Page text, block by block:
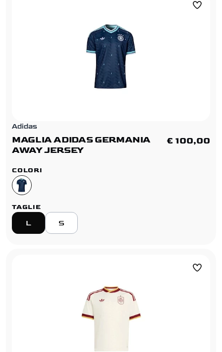
Adidas
MAGLIA ADIDAS GERMANIA
AWAY JERSEY
€ 100,00
COLORI
TAGLIE
L S